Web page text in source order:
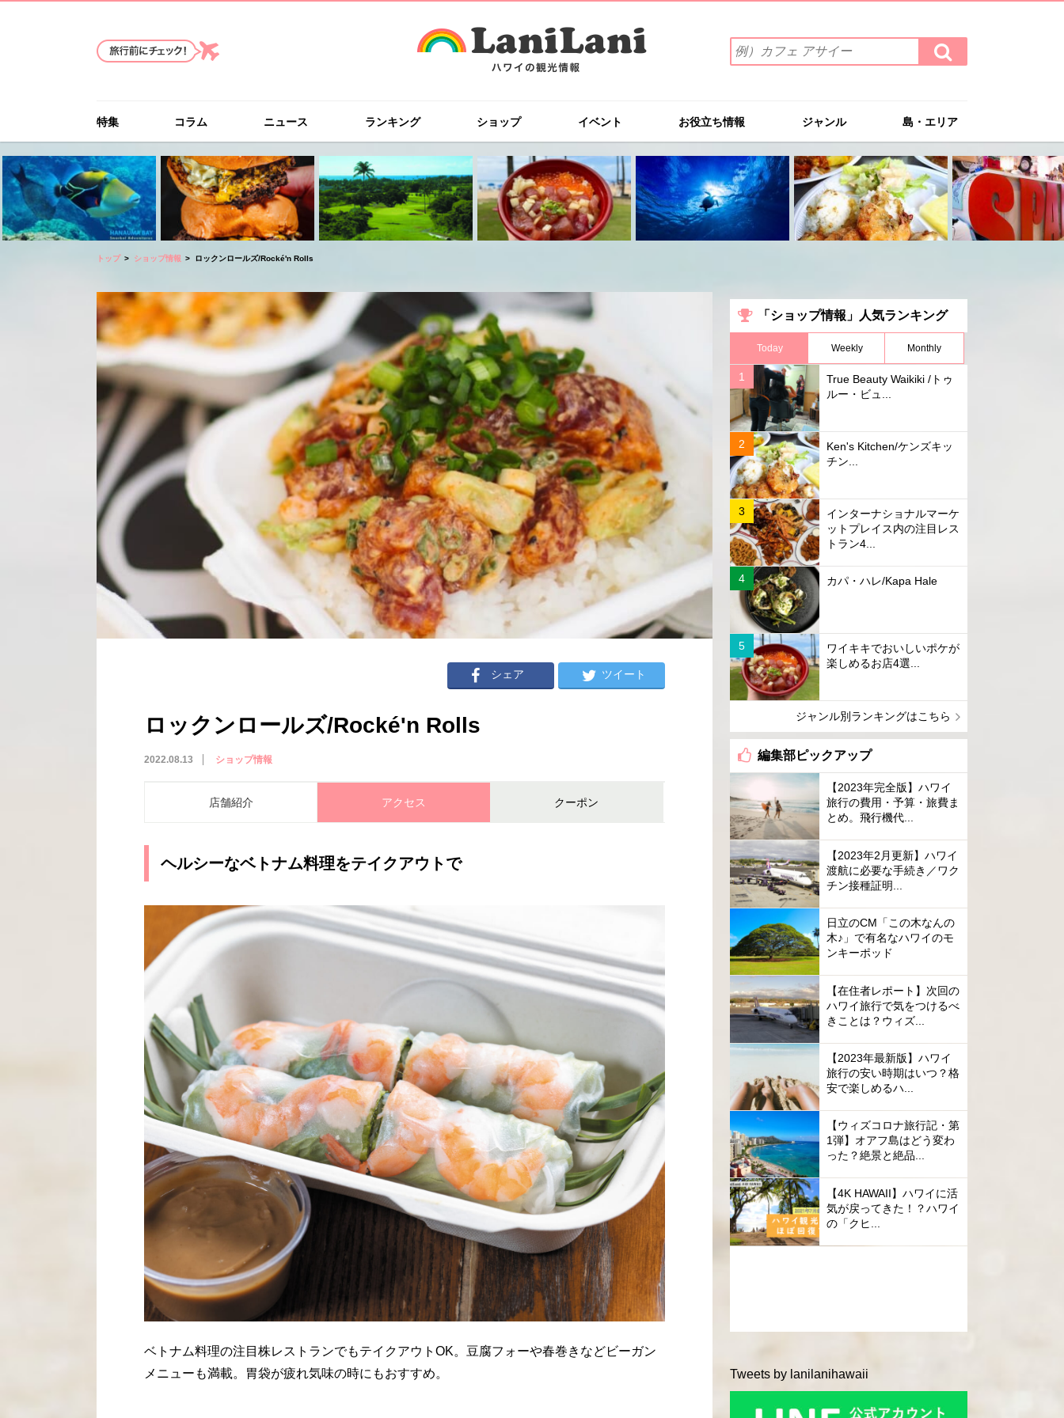
索
ワ
を
入
力
(例）
カ
フ
ェ
イ
ー
検
索
す
特集 コラム ニュース ランキング ショップ イベント お役立ち情報 ジャンル 島・エリア
トップ ショップ情報 ロックンロールズ/Rocké'n Rolls
シェア ツイート
ロックンロールズ/Rocké'n Rolls
2022.08.13 ショップ情報
店舗紹介 アクセス クーポン
ヘルシーなベトナム料理をテイクアウトで
ベトナム料理の注目株レストランでもテイクアウトOK。豆腐フォーや春巻きなどビーガン
メニューも満載。胃袋が疲れ気味の時にもおすすめ。
「ショップ情報」人気ランキング
Today Weekly Monthly
True Beauty Waikiki /トゥ
ルー・ビュ...
Ken's Kitchen/ケンズキッ
チン...
インターナショナルマーケ
ットプレイス内の注目レス
トラン4...
カパ・ハレ/Kapa Hale
ワイキキでおいしいポケが
楽しめるお店4選...
ジャンル別ランキングはこちら
編集部ピックアップ
【2023年完全版】ハワイ
旅行の費用・予算・旅費ま
とめ。飛行機代...
【2023年2月更新】ハワイ
渡航に必要な手続き／ワク
チン接種証明...
日立のCM「この木なんの
木♪」で有名なハワイのモ
ンキーポッド
【在住者レポート】次回の
ハワイ旅行で気をつけるべ
きことは？ウィズ...
【2023年最新版】ハワイ
旅行の安い時期はいつ？格
安で楽しめるハ...
【ウィズコロナ旅行記・第
1弾】オアフ島はどう変わ
った？絶景と絶品...
【4K HAWAII】ハワイに活
気が戻ってきた！？ハワイ
の「クヒ...
Tweets by lanilanihawaii